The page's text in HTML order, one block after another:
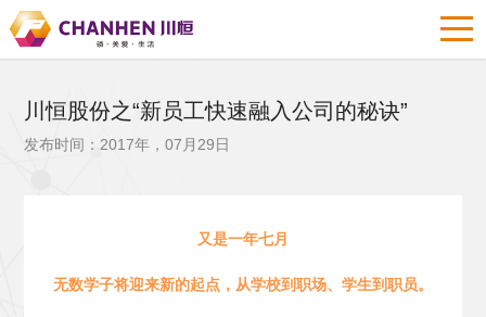
川恒股份之“新员工快速融入公司的秘诀”
发布时间：2017年，07月29日
又是一年七月
无数学子将迎来新的起点，从学校到职场、学生到职员。